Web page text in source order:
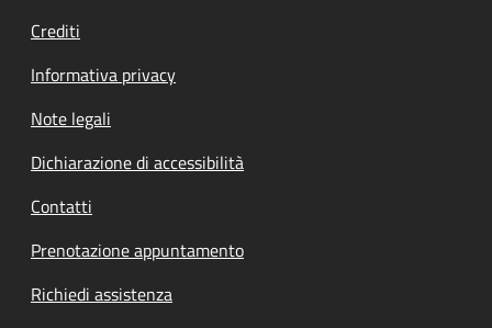
Crediti
Informativa privacy
Note legali
Dichiarazione di accessibilità
Contatti
Prenotazione appuntamento
Richiedi assistenza